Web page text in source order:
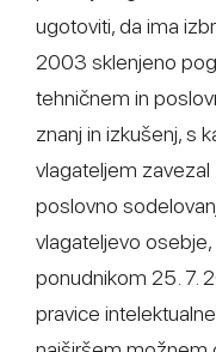
ugotoviti, da ima
2003 sklenjeno
tehničnem in
znanj in izkušenj, s
vlagateljem
poslovno
vlagateljevo osebje,
ponudnikom 25. 7.
pravice